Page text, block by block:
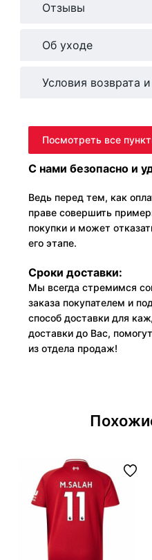
Отзывы
Об уходе
Условия возврата
Посмотреть все
С нами безопасно и
Ведь перед тем, как
праве совершить
покупки и может
его этапе.
Сроки доставки:
Мы всегда стремимся
заказа покупателем и
способ доставки для
доставки до Вас,
из отдела продаж!